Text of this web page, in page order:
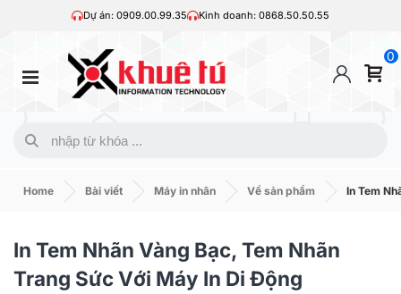
Dự án: 0909.00.99.35 Kinh doanh: 0868.50.50.55
0
Home Bài viết Máy in nhãn Về sản phẩm In Tem
In Tem Nhãn Vàng Bạc, Tem Nhãn
Trang Sức Với Máy In Di Động